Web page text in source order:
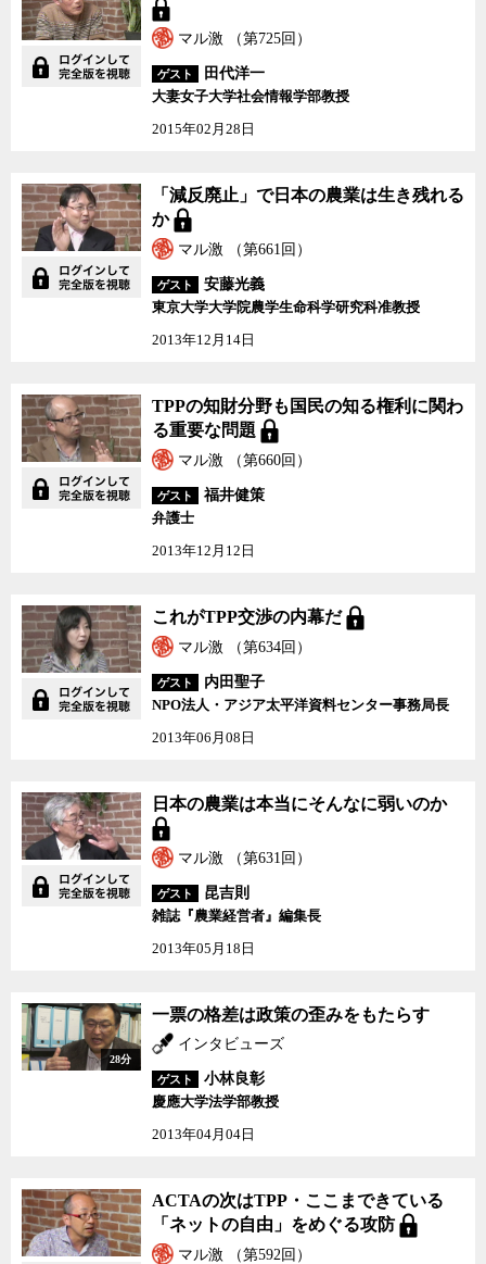
マル激 （第725回）
ゲスト
田代洋一
大妻女子大学社会情報学部教授
2015年02月28日
「減反廃止」で日本の農
業は生き残れるか
「減反廃止」で日本の農業は生き残れる
か
マル激 （第661回）
ゲスト
安藤光義
東京大学大学院農学生命科学研究科准教授
2013年12月14日
TPPの知財分野も国民の
知る権利に関わる重要な
問題
TPPの知財分野も国民の知る権利に関わ
る重要な問題
マル激 （第660回）
ゲスト
福井健策
弁護士
2013年12月12日
これがTPP交渉の内幕だ これがTPP交渉の内幕だ
マル激 （第634回）
ゲスト
内田聖子
NPO法人・アジア太平洋資料センター事務局長
2013年06月08日
日本の農業は本当にそん
なに弱いのか
日本の農業は本当にそんなに弱いのか
マル激 （第631回）
ゲスト
昆吉則
雑誌『農業経営者』編集長
2013年05月18日
一票の格差は政策の歪み
をもたらす
28分
一票の格差は政策の歪みをもたらす
インタビューズ
ゲスト
小林良彰
慶應大学法学部教授
2013年04月04日
ACTAの次はTPP・ここ
まできている「ネットの
自由」をめぐる攻防
ACTAの次はTPP・ここまできている
「ネットの自由」をめぐる攻防
マル激 （第592回）